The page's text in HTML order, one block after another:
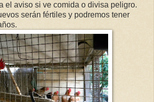
el aviso si ve comida o divisa peligro.
serán fértiles y podremos tener